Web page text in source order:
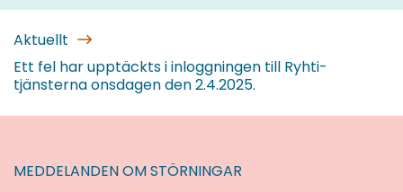
omdirigerad
till
en
annan
tjänst)
Aktuellt
Ett fel har upptäckts i inloggningen till Ryhti-
tjänsterna onsdagen den 2.4.2025.
MEDDELANDEN OM STÖRNINGAR